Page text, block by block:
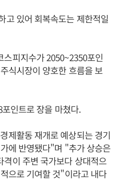
고 있어 회복속도는 제한적일
피지수가 2050~2350포인
식시장이 양호한 흐름을 보
인트로 장을 마쳤다.
제활동 재개로 예상되는 경기
에 반영됐다"며 "추가 상승은
이 주변 국가보다 상대적으
으로 기여할 것"이라고 내다